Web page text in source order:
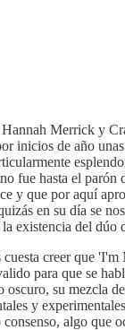
Merrick y
inicios de año
fue hasta el parón
y que por aquí
en su día se
existencia del dúo
cuesta creer que
para que se
oscuro, su mezcla
y
algo que